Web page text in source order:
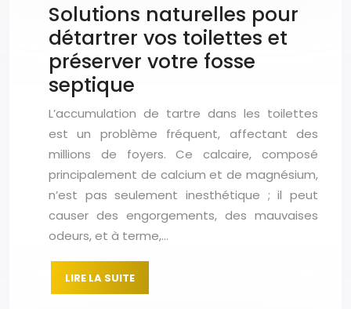
Solutions naturelles pour
détartrer vos toilettes et
préserver votre fosse
septique
L’accumulation de tartre dans les toilettes
est un problème fréquent, affectant des
millions de foyers. Ce calcaire, composé
principalement de calcium et de magnésium,
n’est pas seulement inesthétique ; il peut
causer des engorgements, des mauvaises
odeurs, et à terme,…
LIRE LA SUITE